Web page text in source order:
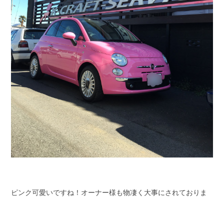
ピンク可愛いですね！オーナー様も物凄く大事にされておりま